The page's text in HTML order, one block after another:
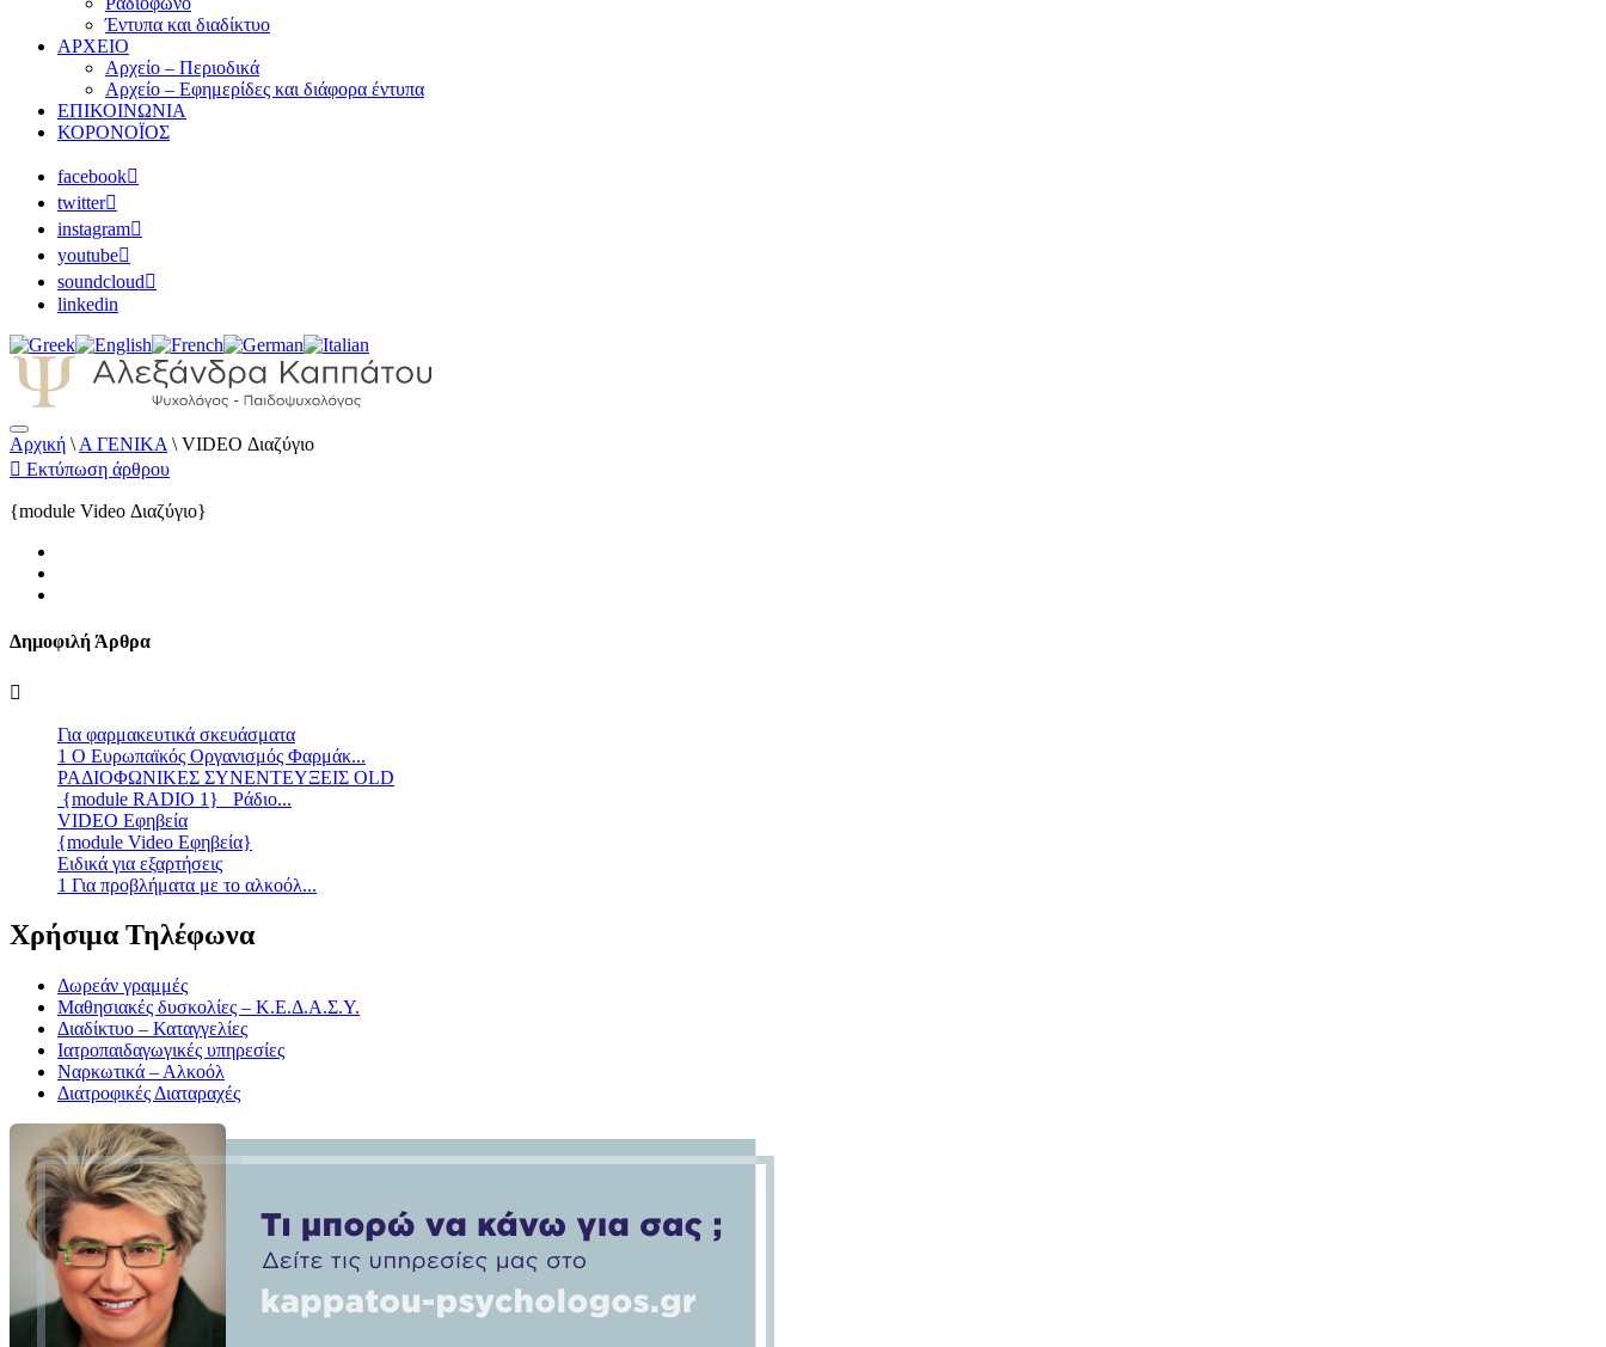
Έντυπα και διαδίκτυο
ΑΡΧΕΙΟ
Αρχείο – Περιοδικά
Αρχείο – Εφημερίδες και διάφορα έντυπα
ΕΠΙΚΟΙΝΩΝΙΑ
ΚΟΡΟΝΟΪΟΣ
facebook
twitter
instagram
youtube
soundcloud
linkedin
Αλεξάνδρα Καππάτου Ψυχολόγος – Παιδοψυχολόγος
Αρχική \ Α ΓΕΝΙΚΑ \ VIDEO Διαζύγιο
Εκτύπωση άρθρου
{module Video Διαζύγιο}
Δημοφιλή Άρθρα
Για φαρμακευτικά σκευάσματα
1 Ο Ευρωπαϊκός Οργανισμός Φαρμάκ...
ΡΑΔΙΟΦΩΝΙΚΕΣ ΣΥΝΕΝΤΕΥΞΕΙΣ OLD
{module RADIO 1} Ράδιο...
VIDEO Εφηβεία
{module Video Εφηβεία}
Ειδικά για εξαρτήσεις
1 Για προβλήματα με το αλκοόλ...
Χρήσιμα Τηλέφωνα
Δωρεάν γραμμές
Μαθησιακές δυσκολίες – Κ.Ε.Δ.Α.Σ.Υ.
Διαδίκτυο – Καταγγελίες
Ιατροπαιδαγωγικές υπηρεσίες
Ναρκωτικά – Αλκοόλ
Διατροφικές Διαταραχές